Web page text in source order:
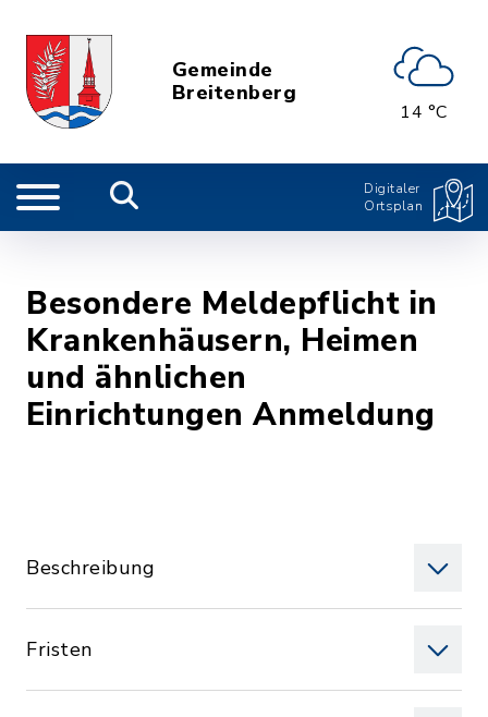
Gemeinde
Breitenberg
14 °C
Digitaler
Ortsplan
Besondere Meldepflicht in
Krankenhäusern, Heimen
und ähnlichen
Einrichtungen Anmeldung
Beschreibung
Fristen